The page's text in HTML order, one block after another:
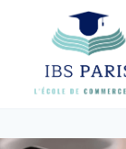
content